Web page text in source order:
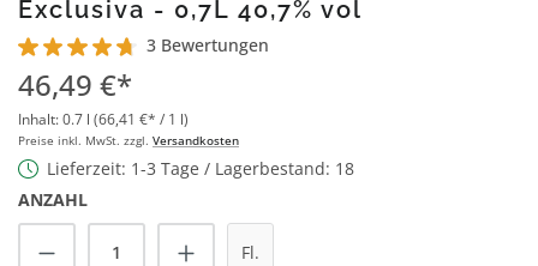
Exclusiva - 0,7L 40,7% vol
Durchschnittliche Bewertung von 4.6 von 5 Sternen
3 Bewertungen
46,49 €*
Inhalt:0.7 l (66,41 €* / 1 l)
Preise inkl. MwSt. zzgl. Versandkosten
Lieferzeit: 1-3 Tage / Lagerbestand: 18
ANZAHL
Produkt Anzahl: Gib den gewünschten
Fl.